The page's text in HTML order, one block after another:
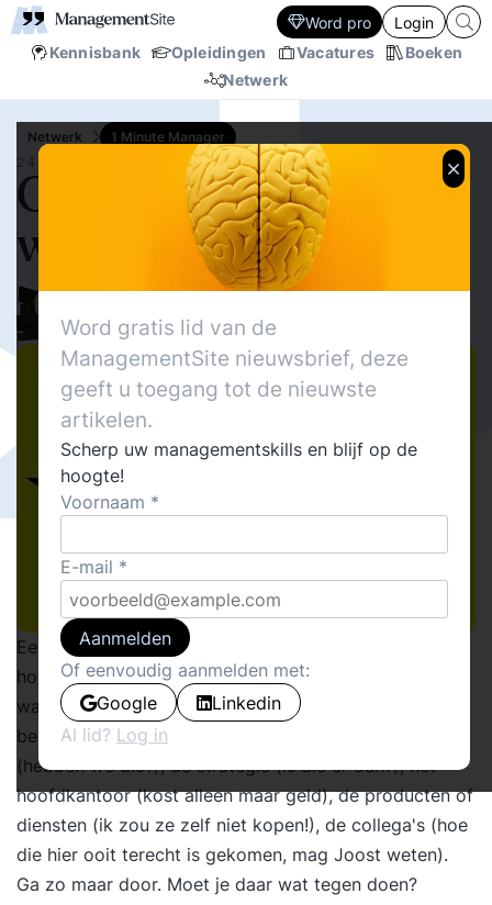
Kennisbank Opleidingen Vacatures
Boeken
Netwerk
Word pro Login
Netwerk
1 Minute Manager
24 JUL.‘13
Cynisme op de
werkvloer (1)
700
Delen
Een onderwerp waar je zelden tot nooit wat over
hoort is cynisme in organisaties. Terwijl we
waarschijnlijk allemaal direct weten wat ik hiermee
bedoel. Cynische opmerkingen over de topmensen
(hebben we die?), de strategie (is die er dan?), het
hoofdkantoor (kost alleen maar geld), de producten of
diensten (ik zou ze zelf niet kopen!), de collega's (hoe
die hier ooit terecht is gekomen, mag Joost weten).
Ga zo maar door. Moet je daar wat tegen doen?
Word gratis lid van de
ManagementSite nieuwsbrief, deze
geeft u toegang tot de nieuwste
artikelen.
Scherp uw managementskills en blijf op de
hoogte!
Voornaam
E-mail
Aanmelden
Of eenvoudig aanmelden met:
Google
Linkedin
Al lid? Log in